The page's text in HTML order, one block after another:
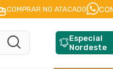
PARCELE EMATÉ
COMPRAR NO ATACADO
Especial
Nordeste